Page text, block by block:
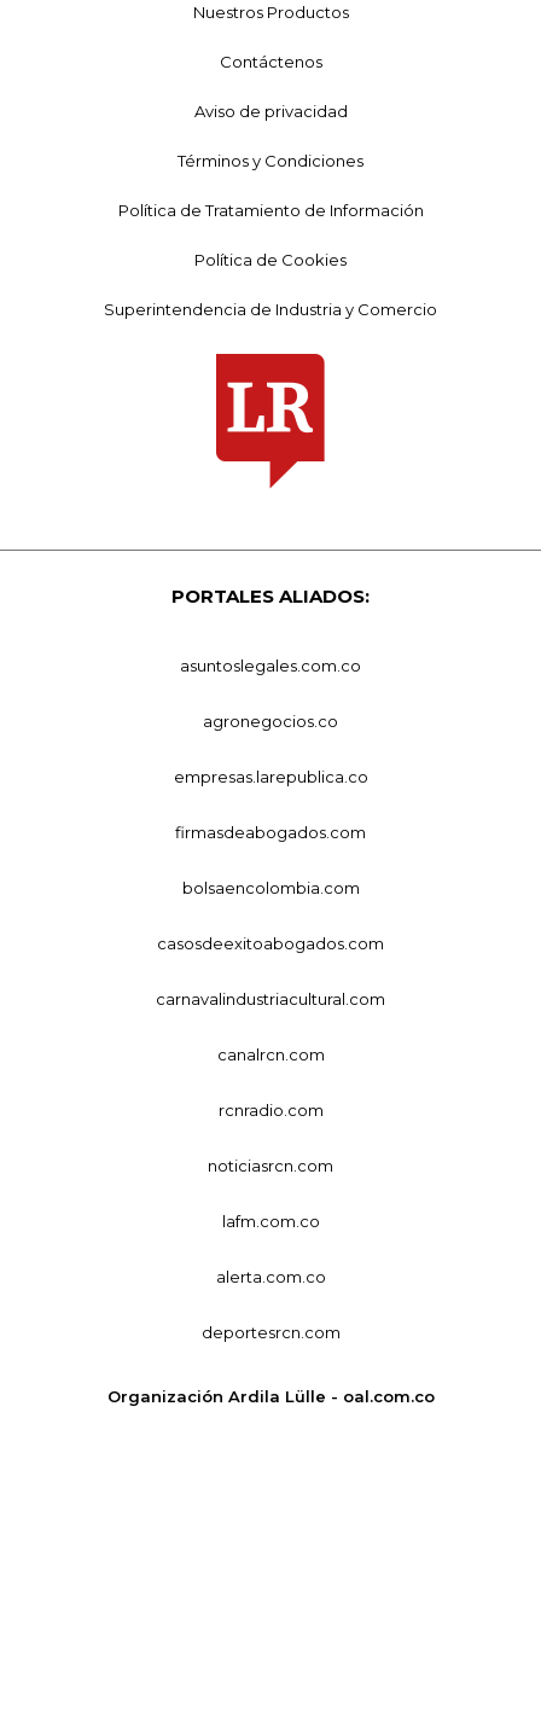
Nuestros Productos
Contáctenos
Aviso de privacidad
Términos y Condiciones
Política de Tratamiento de Información
Política de Cookies
Superintendencia de Industria y Comercio
PORTALES ALIADOS:
asuntoslegales.com.co
agronegocios.co
empresas.larepublica.co
firmasdeabogados.com
bolsaencolombia.com
casosdeexitoabogados.com
carnavalindustriacultural.com
canalrcn.com
rcnradio.com
noticiasrcn.com
lafm.com.co
alerta.com.co
deportesrcn.com
Organización Ardila Lülle - oal.com.co